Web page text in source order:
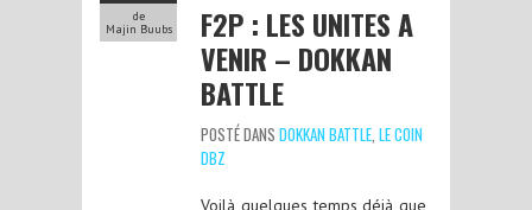
de
Majin Buubs
F2P : LES UNITES A
VENIR – DOKKAN
BATTLE
POSTÉ DANS DOKKAN BATTLE LE COIN
DBZ
Voilà quelques temps déjà que